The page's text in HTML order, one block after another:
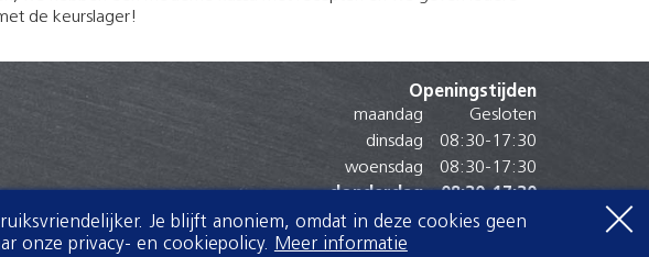
de keurslager!
Openingstijden
maandag
Gesloten
dinsdag
08:30-17:30
woensdag
08:30-17:30
donderdag
08:30-17:30
vrijdag
08:30 -17:30
zaterdag
Je blijft anoniem, omdat in deze cookies geen
onze privacy- en cookiepolicy. Meer informatie